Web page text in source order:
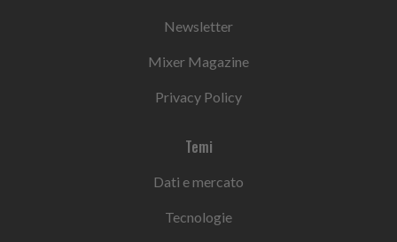
Newsletter
Mixer Magazine
Privacy Policy
Temi
Dati e mercato
Tecnologie